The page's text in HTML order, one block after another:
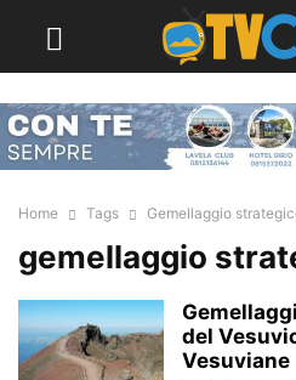
Home Tags Gemellaggio
gemellaggio
del
Vesuviane